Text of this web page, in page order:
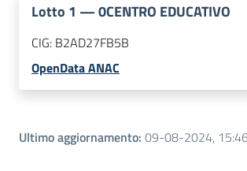
Lotto 1 —0CENTRO EDUCATIVO
CIG: B2AD27FB5B
OpenData ANAC
Ultimo aggiornamento: 09-08-2024,